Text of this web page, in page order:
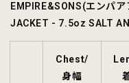
EMPIRE&SONS(エンパ
JACKET - 7.5oz SALT
Chest/
身幅